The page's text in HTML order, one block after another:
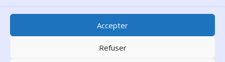
Accepter
Refuser
Bibliothèque municipale de
Lyon
30 Boulevard Vivier-Merle